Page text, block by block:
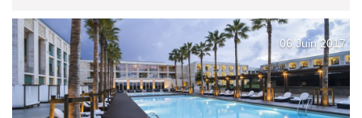
06 Juin 2017